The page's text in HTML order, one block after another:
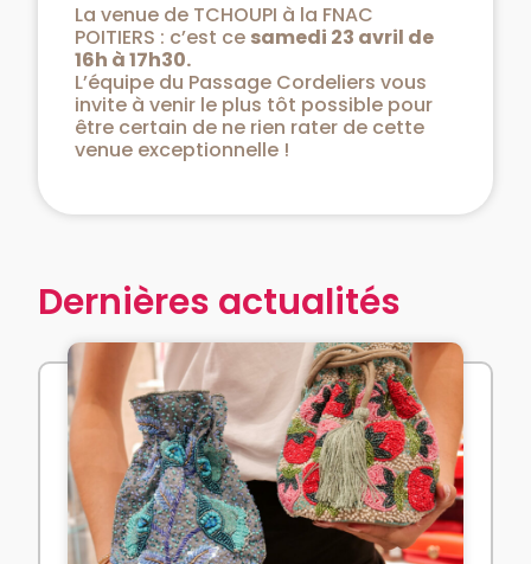
La venue de TCHOUPI à la FNAC
POITIERS : c’est ce samedi 23 avril de
16h à 17h30.
L’équipe du Passage Cordeliers vous
invite à venir le plus tôt possible pour
être certain de ne rien rater de cette
venue exceptionnelle !
Dernières actualités